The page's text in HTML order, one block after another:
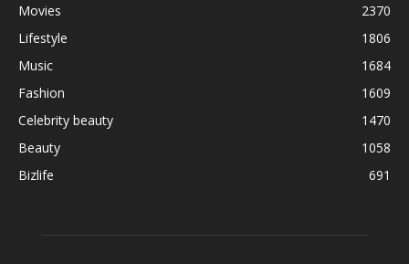
Movies
2370
Lifestyle
1806
Music
1684
Fashion
1609
Celebrity beauty
1470
Beauty
1058
Bizlife
691